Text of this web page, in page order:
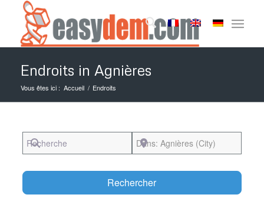
Endroits in Agnières
Vous êtes ici : Accueil / Endroits
Recherche Près de
RechercherSearch